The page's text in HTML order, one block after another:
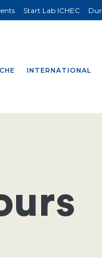
INTERNATIONAL
Start Lab ICHEC